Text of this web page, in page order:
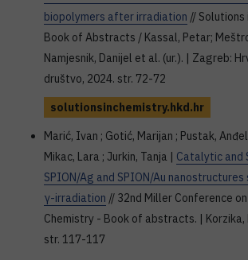
biopolymers after irradiation // Solutions
Book of Abstracts / Kassal, Petar;
Namjesnik, Danijel et al. (ur.). | Zagreb:
društvo, 2024. str. 72-72
solutionsinchemistry.hkd.hr
Marić, Ivan ; Gotić, Marijan ; Pustak,
Mikac, Lara ; Jurkin, Tanja | Catalytic and
SPION/Ag and SPION/Au
γ-irradiation // 32nd Miller Conference
Chemistry - Book of abstracts. | Korzika,
str. 117-117